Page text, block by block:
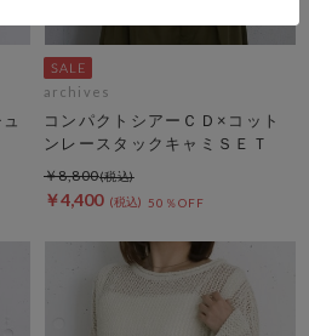
archives
コンパクトシアーＣＤ×コット
ンレースタックキャミＳＥＴ
￥4,400 50％OFF
￥8,800